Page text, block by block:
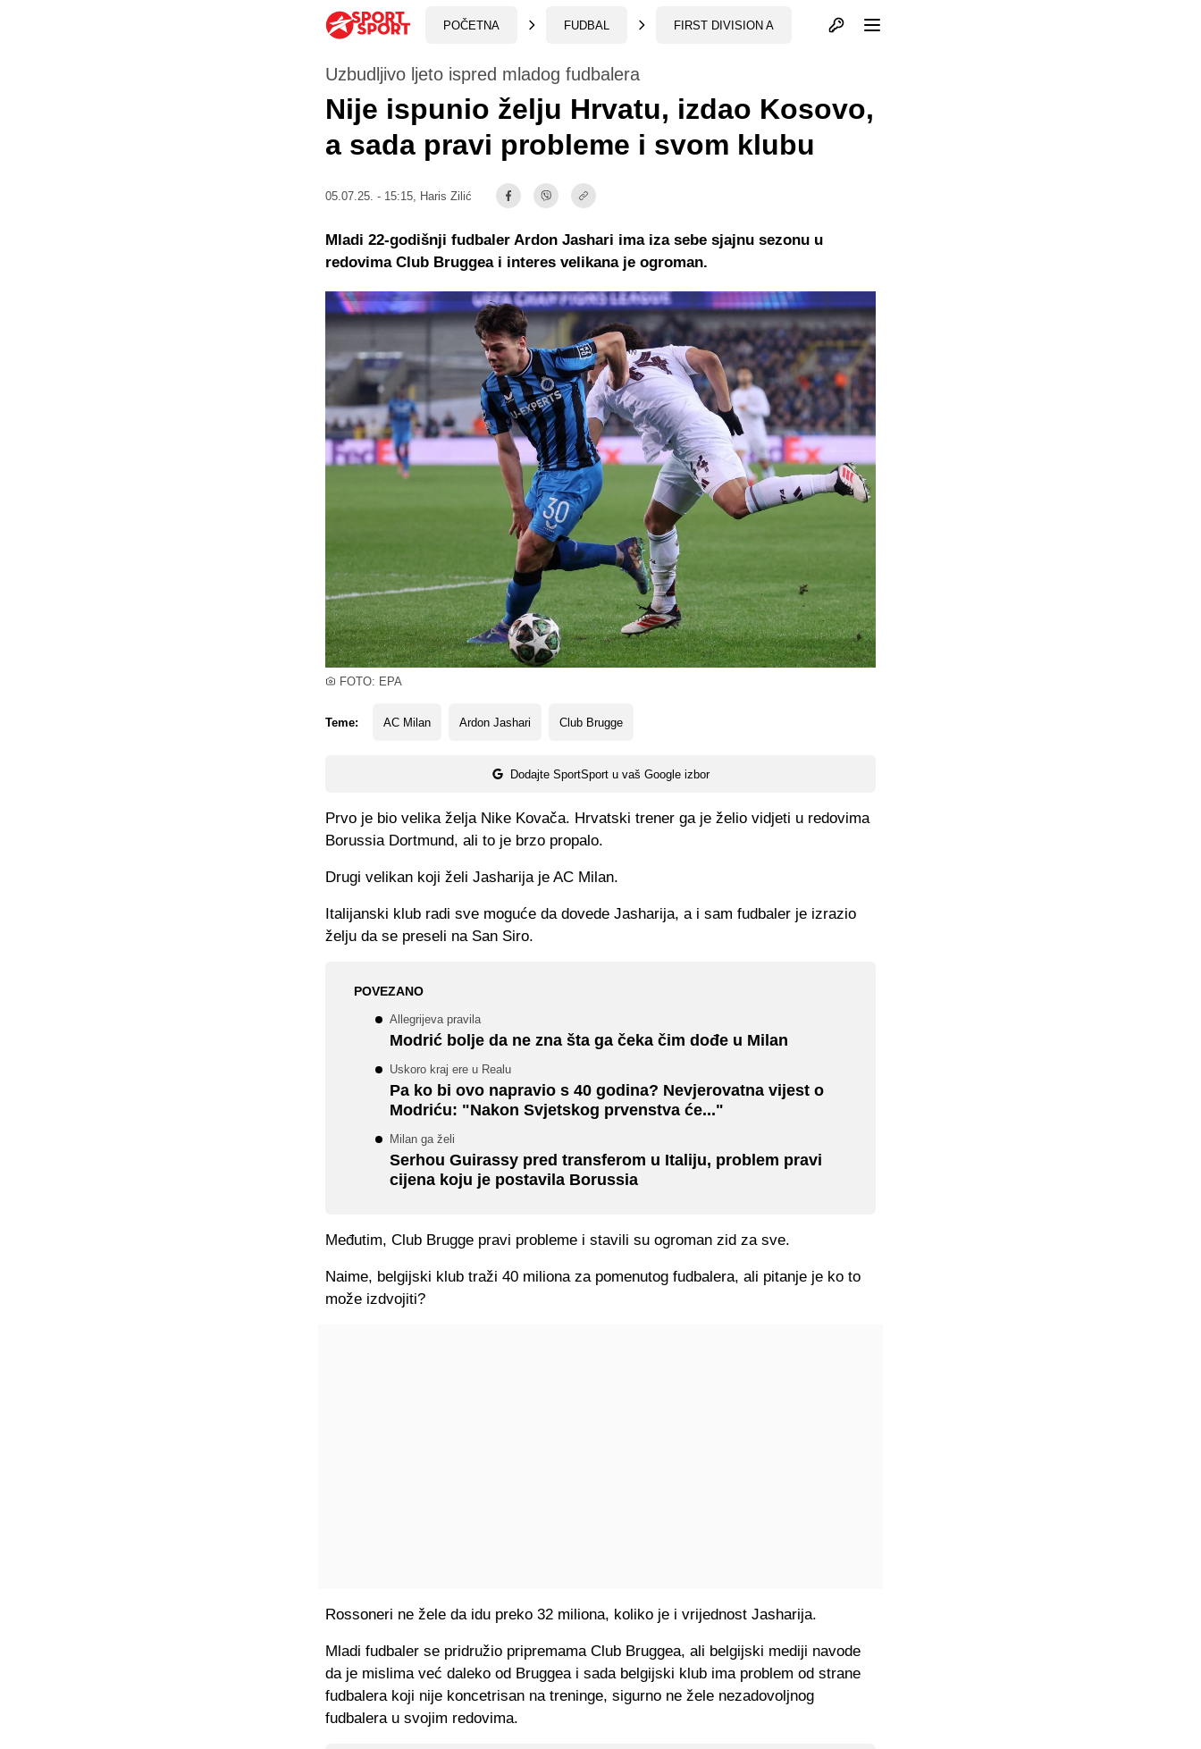
POČETNA FUDBAL FIRST DIVISION A Otvori profil
FOTO: EPA
Uzbudljivo ljeto ispred mladog fudbalera
Nije ispunio želju Hrvatu, izdao Kosovo,
a sada pravi probleme i svom klubu
05.07.25. - 15:15, Haris Zilić
Teme: AC Milan Ardon Jashari Club Brugge
Dodajte SportSport u vaš Google izbor
Mladi 22-godišnji fudbaler Ardon Jashari ima iza sebe sjajnu sezonu u
redovima Club Bruggea i interes velikana je ogroman.
Prvo je bio velika želja Nike Kovača. Hrvatski trener ga je želio vidjeti u redovima
Borussia Dortmund, ali to je brzo propalo.
Drugi velikan koji želi Jasharija je AC Milan.
Italijanski klub radi sve moguće da dovede Jasharija, a i sam fudbaler je izrazio
želju da se preseli na San Siro.
POVEZANO
Allegrijeva pravila
Modrić bolje da ne zna šta ga čeka čim dođe u Milan
Uskoro kraj ere u Realu
Pa ko bi ovo napravio s 40 godina? Nevjerovatna vijest o
Modriću: "Nakon Svjetskog prvenstva će..."
Milan ga želi
Serhou Guirassy pred transferom u Italiju, problem pravi
cijena koju je postavila Borussia
Međutim, Club Brugge pravi probleme i stavili su ogroman zid za sve.
Naime, belgijski klub traži 40 miliona za pomenutog fudbalera, ali pitanje je ko to
može izdvojiti?
Rossoneri ne žele da idu preko 32 miliona, koliko je i vrijednost Jasharija.
Mladi fudbaler se pridružio pripremama Club Bruggea, ali belgijski mediji navode
da je mislima već daleko od Bruggea i sada belgijski klub ima problem od strane
fudbalera koji nije koncetrisan na treninge, sigurno ne žele nezadovoljnog
fudbalera u svojim redovima.